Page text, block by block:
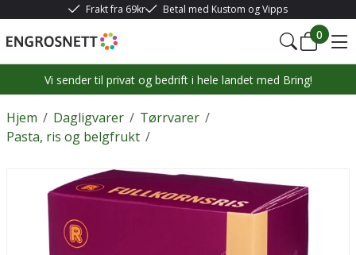
Frakt fra 69kr Betal med Kustom og Vipps
0
Vi sender til privat og bedrift i hele landet med Bring!
/
Hjem /
Dagligvarer /
Tørrvarer
/
Pasta, ris og belgfrukt